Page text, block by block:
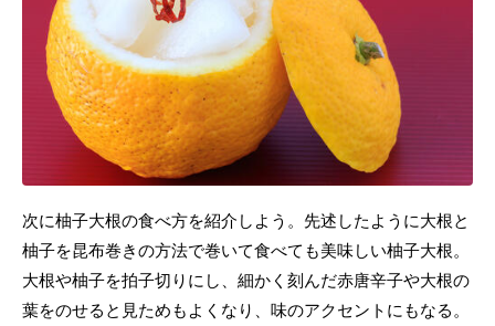
次に柚子大根の食べ方を紹介しよう。先述したように大根と
柚子を昆布巻きの方法で巻いて食べても美味しい柚子大根。
大根や柚子を拍子切りにし、細かく刻んだ赤唐辛子や大根の
葉をのせると見ためもよくなり、味のアクセントにもなる。